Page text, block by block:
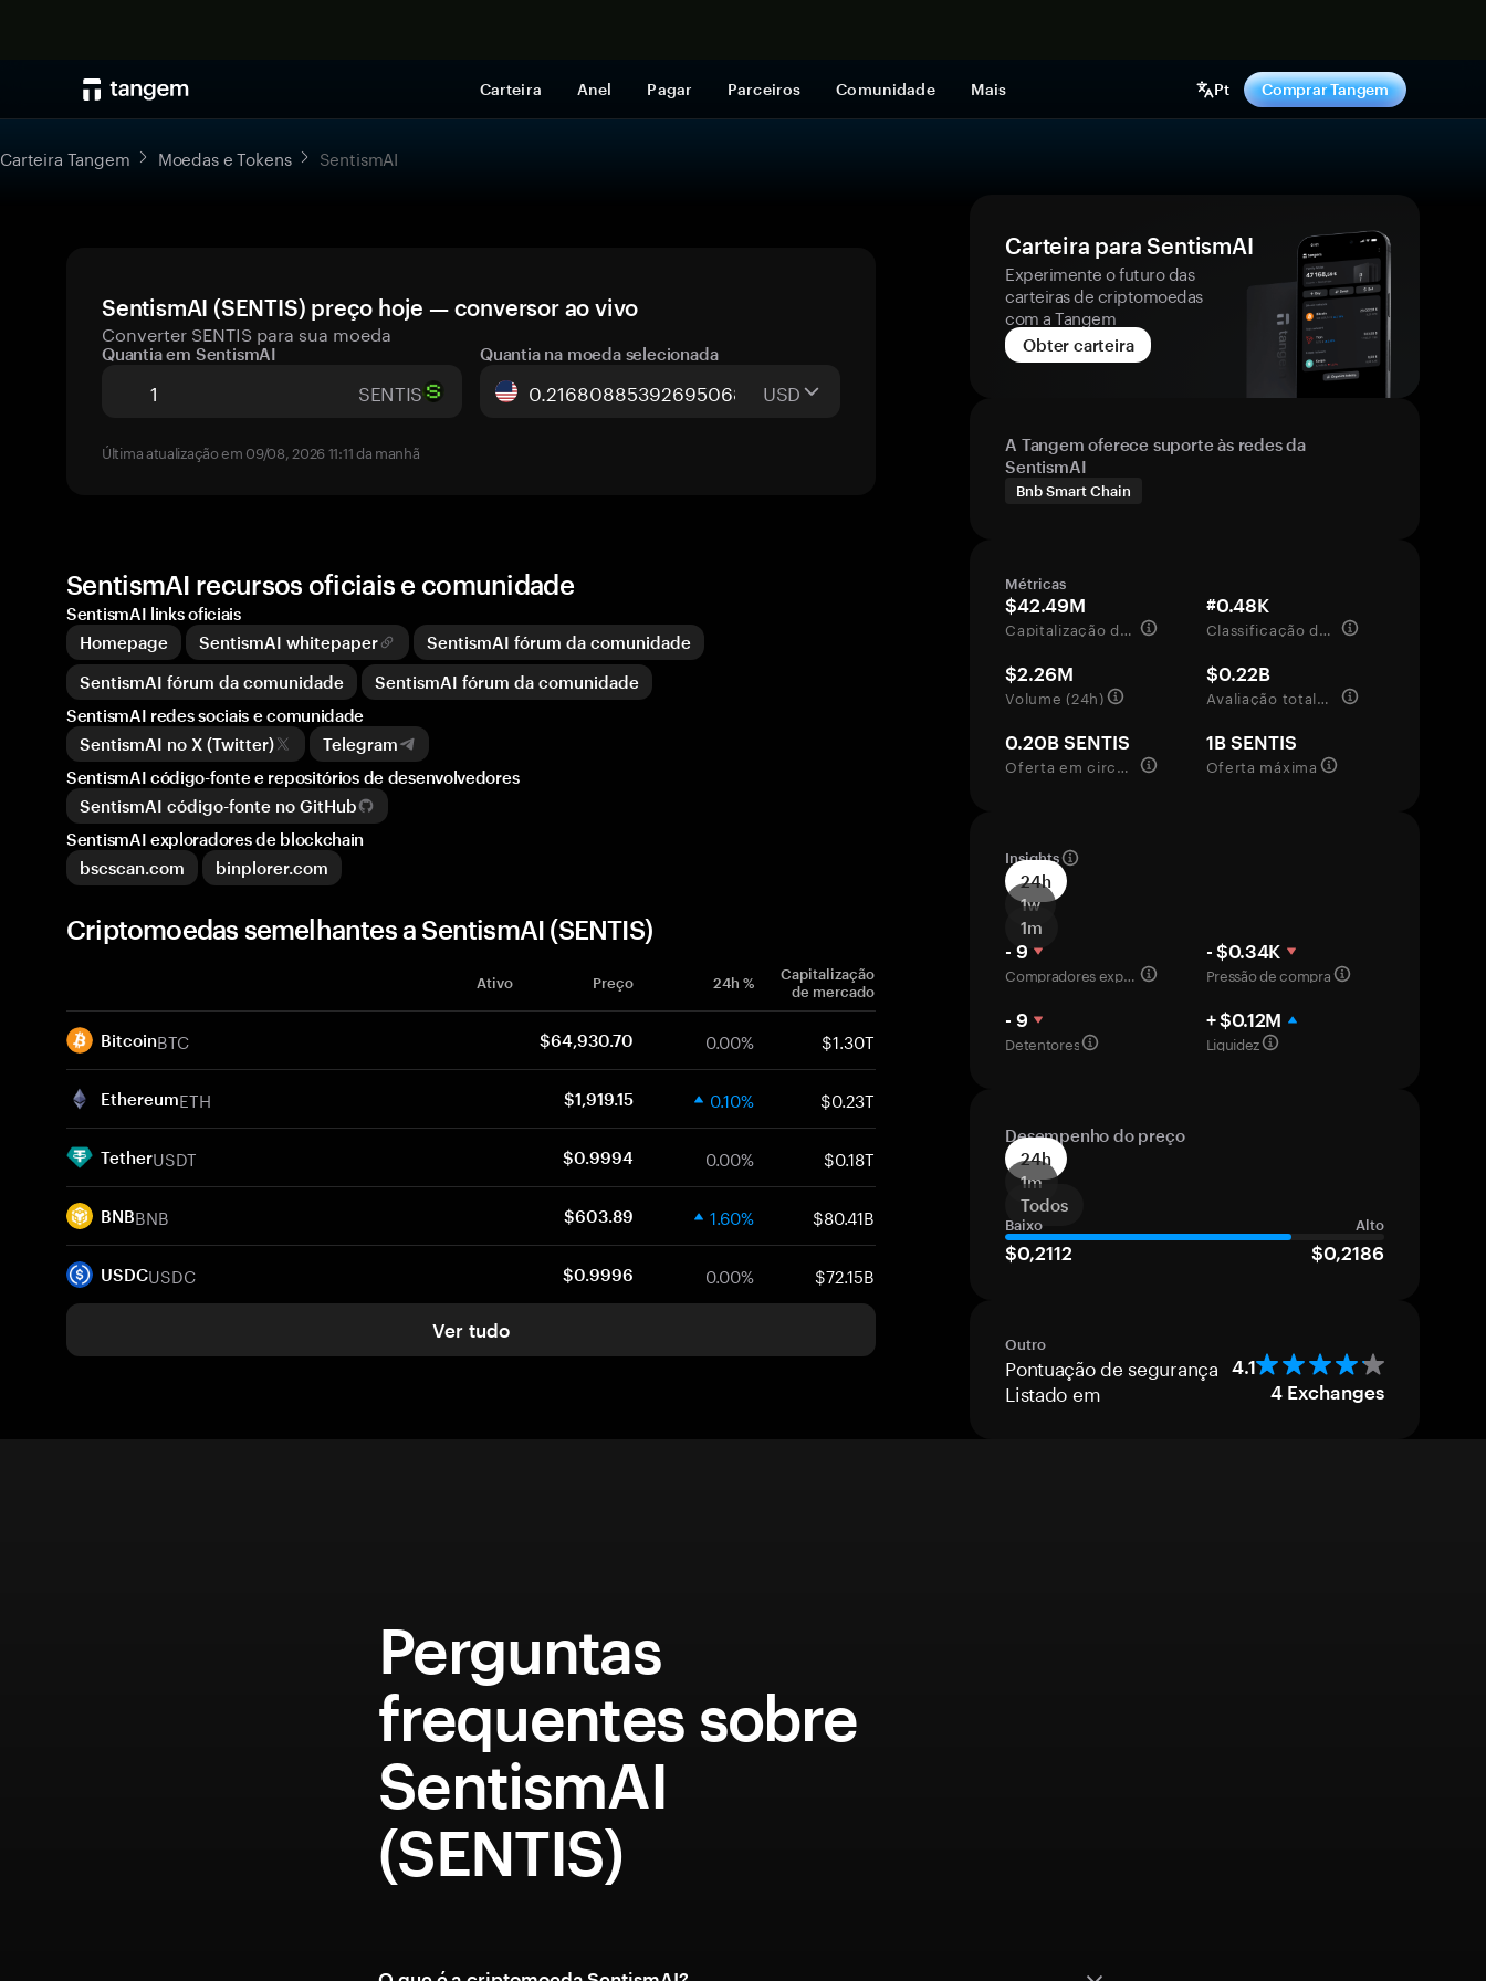
Carteira Anel Pagar Parceiros Comunidade Mais Pt Comprar Tangem
Carteira Tangem Moedas e Tokens SentismAI
SentismAI (SENTIS) preço hoje — conversor ao vivo
Converter SENTIS para sua moeda
Quantia em SentismAI
SENTIS
Quantia na moeda selecionada
USD
Última atualização em 09/08, 2026 11:11 da manhã
Carteira para SentismAI
Experimente o futuro das
carteiras de criptomoedas
com a Tangem
Obter carteira
A Tangem oferece suporte às redes da
SentismAI
Bnb Smart Chain
Métricas
$42.49M
Capitalização de mercado
#0.48K
Classificação de mercado
$2.26M
Volume (24h)
$0.22B
Avaliação totalmente diluída
0.20B SENTIS
Oferta em circulação
1B SENTIS
Oferta máxima
Insights
24h
1w
1m
- 9
Compradores experientes
- $0.34K
Pressão de compra
- 9
Detentores
+ $0.12M
Liquidez
Desempenho do preço
24h
1m
Todos
Baixo Alto
$0,2112 $0,2186
Outro
Pontuação de segurança 4.1
Listado em 4 Exchanges
SentismAI recursos oficiais e comunidade
SentismAI links oficiais
Homepage
SentismAI whitepaper
SentismAI fórum da comunidade
SentismAI fórum da comunidade
SentismAI fórum da comunidade
SentismAI redes sociais e comunidade
SentismAI no X (Twitter)
Telegram
SentismAI código-fonte e repositórios de desenvolvedores
SentismAI código-fonte no GitHub
SentismAI exploradores de blockchain
bscscan.com
binplorer.com
Criptomoedas semelhantes a SentismAI (SENTIS)
Ativo Preço 24h %
Capitalização
de mercado
BitcoinBTC $64,930.70 0.00% $1.30T
EthereumETH $1,919.15 0.10% $0.23T
TetherUSDT $0.9994 0.00% $0.18T
BNBBNB $603.89 1.60% $80.41B
USDCUSDC $0.9996 0.00% $72.15B
Ver tudo
Perguntas
frequentes sobre
SentismAI
(SENTIS)